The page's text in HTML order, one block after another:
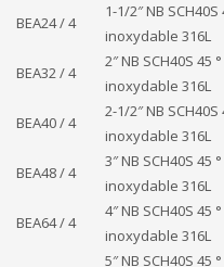
BEA24 / 4
1-1/2″ NB
inoxydable 316L
BEA32 / 4
2″ NB SCH40S 45
inoxydable 316L
BEA40 / 4
2-1/2″ NB SCH40S
inoxydable 316L
BEA48 / 4
3″ NB SCH40S 45
inoxydable 316L
BEA64 / 4
4″ NB SCH40S 45
inoxydable 316L
5″ NB SCH40S 45